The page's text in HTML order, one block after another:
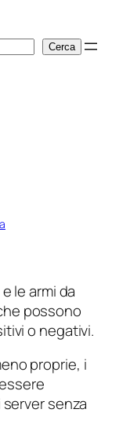
Cerca
le armi da
possono
o negativi.
proprie, i
senza